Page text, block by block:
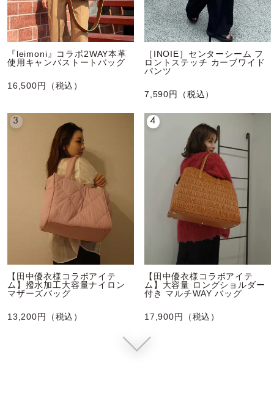
『leimoni』コラボ2WAY本革
使用キャンバストートバッグ
16,500円（税込）
［INOIE］センターシーム フ
ロントステッチ カーブワイド
パンツ
7,590円（税込）
3
【田中優衣様コラボアイテ
ム】撥水加工大容量ナイロン
マザーズバッグ
13,200円（税込）
4
【田中優衣様コラボアイテ
ム】大容量 ロングショルダー
付き マルチWAY バッグ
17,900円（税込）